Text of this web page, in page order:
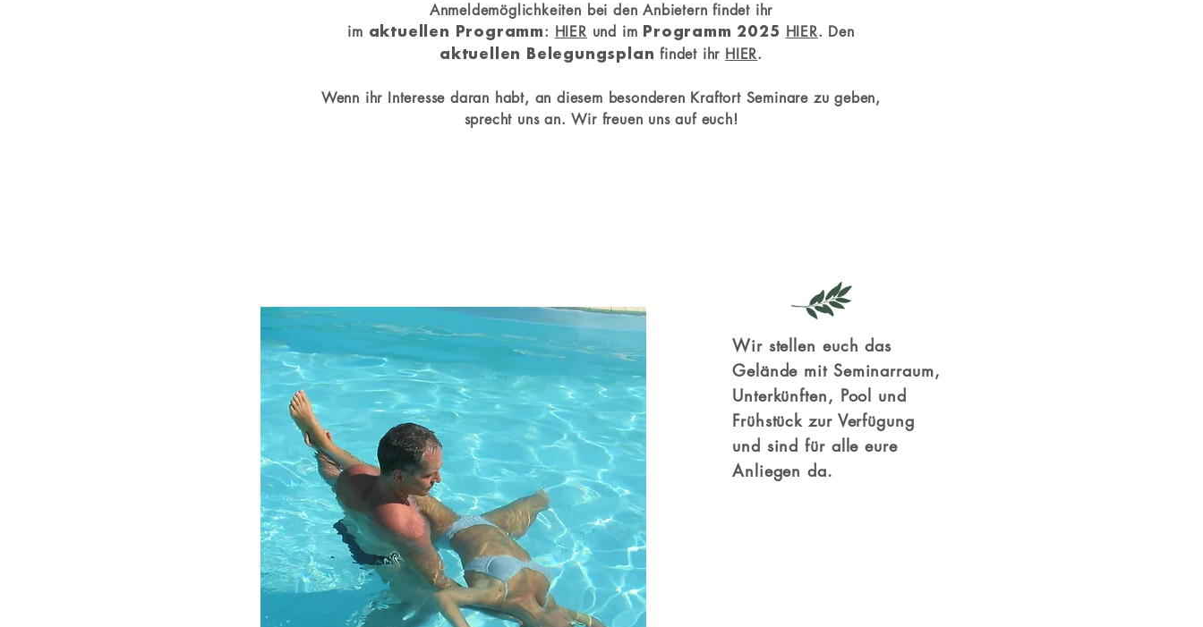
Anmeldemöglichkeiten bei den Anbieternfindet ihr
im aktuellen Programm: HIER und im Programm 2025 HIER. Den
aktuellen Belegungsplan findet ihr HIER.
Wenn ihr Interesse daran habt, an diesem besonderen Kraftort Seminare zu geben,
sprecht uns an. Wir freuen uns auf euch!
Wir stellen euch das
Gelände mit Seminarraum,
Unterkünften, Pool und
Frühstück zur Verfügung
und sind für alle eure
Anliegen da.